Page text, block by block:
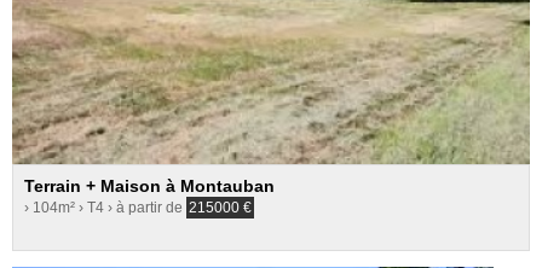
Terrain + Maison à Montauban
› 104m² › T4 › à partir de 215000 €